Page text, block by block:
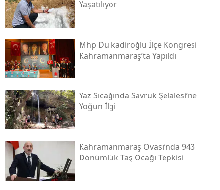
Yaşatılıyor
Mhp Dulkadiroğlu İlçe Kongresi
Kahramanmaraş’ta Yapıldı
Yaz Sıcağında Savruk Şelalesi’ne
Yoğun İlgi
Kahramanmaraş Ovası’nda 943
Dönümlük Taş Ocağı Tepkisi